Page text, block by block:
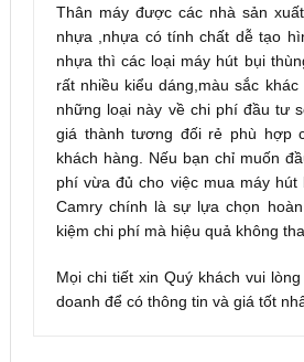
Thân máy được các nhà sản
nhựa ,nhựa có tính chất dễ tạo
nhựa thì các loại máy hút bụi
rất nhiều kiểu dáng,màu sắc
những loại này về chi phí đầu tư
giá thành tương đối rẻ phù hợp
khách hàng. Nếu bạn chỉ muốn
phí vừa đủ cho việc mua máy
Camry chính là sự lựa chọn
kiệm chi phí mà hiệu quả không
Mọi chi tiết xin Quý khách vui
doanh để có thông tin và giá tốt